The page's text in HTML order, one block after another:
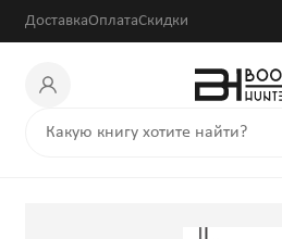
ДоставкаОплатаСкидки